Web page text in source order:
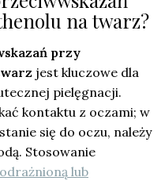
na twarz?
przy
jest kluczowe dla
pielęgnacji.
kontaktu z oczami; w
się do oczu, należy
Stosowanie
lub